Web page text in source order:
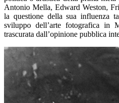
Antonio Mella, Edward Weston,
la questione della sua influenza
sviluppo dell’arte fotografica in
trascurata dall’opinione pubblica